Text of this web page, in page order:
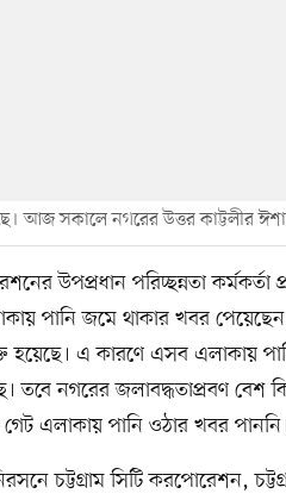
আজ সকালে নগরের উত্তর কাট্টলীর
উপপ্রধান পরিচ্ছন্নতা
পানি জমে থাকার খবর
এ কারণে এসব এলাকায়
তবে নগরের জলাবদ্ধতাপ্রবণ
গেট এলাকায় পানি ওঠার খবর পাননি।
চট্টগ্রাম সিটি করপোরেশন,